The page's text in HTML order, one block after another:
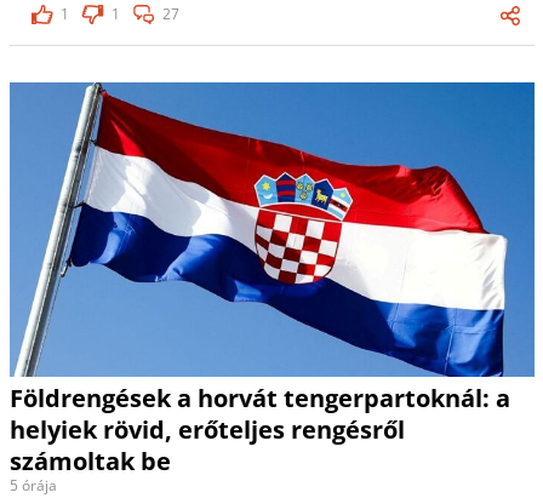
1
1 27
Földrengések a horvát tengerpartoknál: a
helyiek rövid, erőteljes rengésről
számoltak be
5 órája